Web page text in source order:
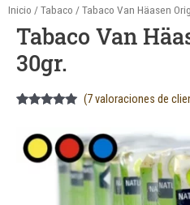
Inicio / Tabaco / Tabaco Van Häasen
Tabaco Van
30gr.
5 basado
en
puntuaciones
de clientes
(7valoraciones de